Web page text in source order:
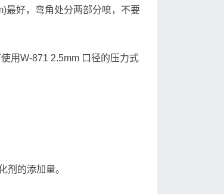
最好，弯角处分两部分喷，不要
用W-871 2.5mm 口径的压力式
剂的添加量。